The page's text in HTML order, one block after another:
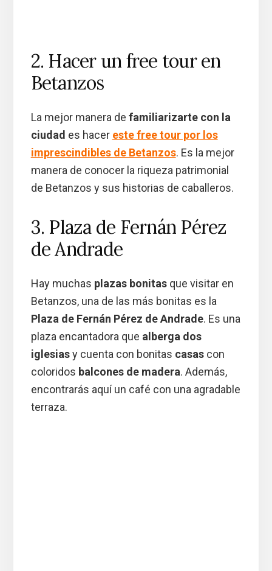
2. Hacer un free tour en
Betanzos
La mejor manera de familiarizarte con la
ciudad es hacer este free tour por los
imprescindibles de Betanzos. Es la mejor
manera de conocer la riqueza patrimonial
de Betanzos y sus historias de caballeros.
3. Plaza de Fernán Pérez
de Andrade
Hay muchas plazas bonitasque visitar en
Betanzos, una de las más bonitas es la
Plaza de Fernán Pérez de Andrade. Es una
plaza encantadora que alberga dos
iglesiasy cuenta con bonitas casascon
coloridos balcones de madera. Además,
encontrarás aquí un café con una agradable
terraza.